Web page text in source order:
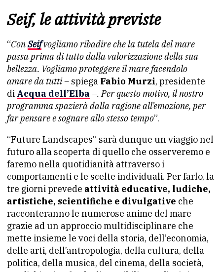
Seif, le attività previste
“ConSeifvogliamo ribadire che la tutela del mare
passa prima di tutto dalla valorizzazione della sua
bellezza. Vogliamo proteggere il mare facendolo
amare da tutti – spiega Fabio Murzi, presidente
di Acqua dell’Elba –. Per questo motivo, il nostro
programma spazierà dalla ragione all’emozione, per
far pensare e sognare allo stesso tempo”.
“Future Landscapes” sarà dunque un viaggio nel
futuro alla scoperta di quello che osserveremo e
faremo nella quotidianità attraverso i
comportamenti e le scelte individuali. Per farlo, la
tre giorni prevede attività educative, ludiche,
artistiche, scientifiche e divulgative che
racconteranno le numerose anime del mare
grazie ad un approccio multidisciplinare che
mette insieme le voci della storia, dell’economia,
delle arti, dell’antropologia, della cultura, della
politica, della musica, del cinema, della società,